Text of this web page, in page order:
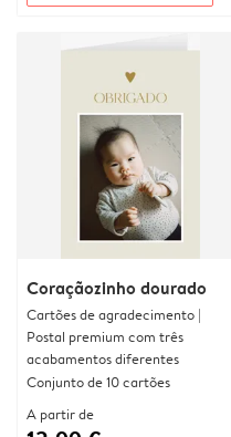
Coraçãozinho dourado
Cartões de agradecimento |
Postal premium com três
acabamentos diferentes
Conjunto de 10 cartões
A partir de